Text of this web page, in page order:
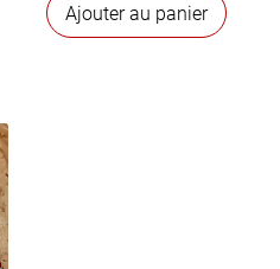
Ajouter au panier